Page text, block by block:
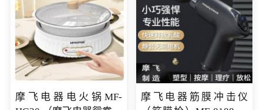
摩飞电器电火锅MF-
摩飞电器筋膜冲击仪